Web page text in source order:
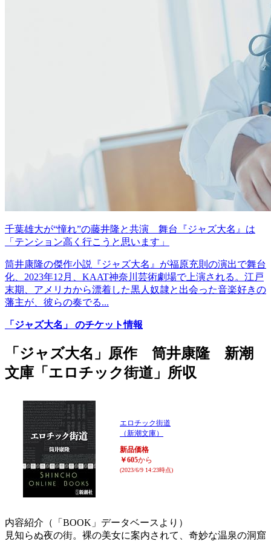
千葉雄大が“憧れ”の藤井隆と共演 舞台『ジャズ大名』は
「テンション高く行こうと思います」
筒井康隆の傑作小説『ジャズ大名』が福原充則の演出で舞台
化、2023年12月、KAAT神奈川芸術劇場で上演される。江戸
末期、アメリカから漂着した黒人奴隷と出会った音楽好きの
藩主が、彼らの奏でる...
「ジャズ大名」 のチケット情報
「ジャズ大名」原作 筒井康隆 新潮
文庫「エロチック街道」所収
エロチック街道
（新潮文庫）
新品価格
￥605から
(2023/6/9 14:23時点)
内容紹介（「BOOK」データベースより）
見知らぬ夜の街。裸の美女に案内されて、奇妙な温泉の洞窟